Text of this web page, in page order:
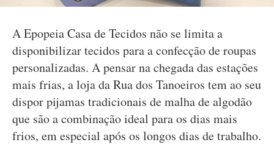
A Epopeia Casa de Tecidos não se limita a
disponibilizar tecidos para a confecção de roupas
personalizadas. A pensar na chegada das estações
mais frias, a loja da Rua dos Tanoeiros tem ao seu
dispor pijamas tradicionais de malha de algodão
que são a combinação ideal para os dias mais
frios, em especial após os longos dias de trabalho.